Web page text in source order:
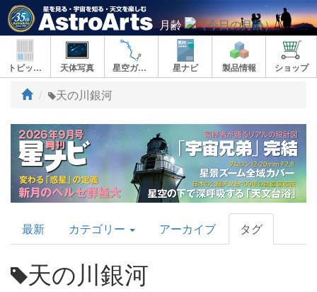
月齢
トピックス 天体写真 星空ガイド 星ナビ 製品情報 ショップ
ト
プ
天の川銀河
AstroArts
Topics
最新 カテゴリー アーカイブ タグ
天の川銀河